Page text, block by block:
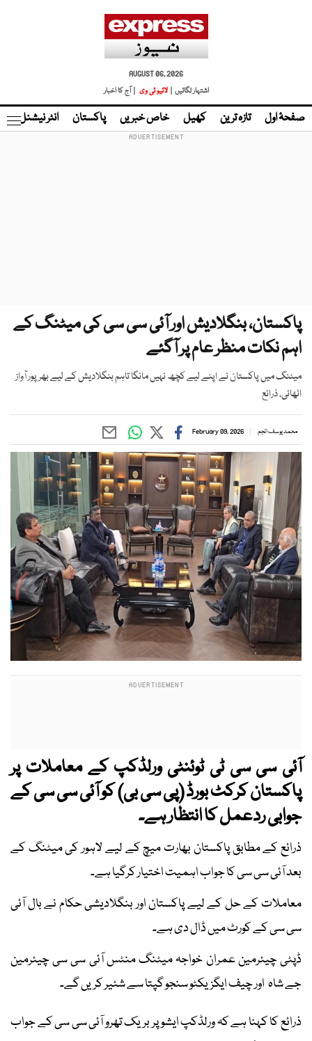
AUGUST 06, 2026
اشتہار لگائیں |
لائیو ٹی وی | آج کا اخبار
صفحۂ اول تازہ ترین کھیل خاص خبریں پاکستان انٹر نیشنل
پاکستان، بنگلادیش اور آئی سی سی کی میٹنگ کے
اہم نکات منظر عام پر آگئے
میٹنگ میں پاکستان نے اپنے لیے کچھ نہیں مانگا تاہم بنگلادیش کے لیے بھرپور آواز
اٹھائی، ذرائع
محمد یوسف انجم February 09, 2026
آئی سی سی ٹی ٹوئنٹی ورلڈکپ کے معاملات پر
پاکستان کرکٹ بورڈ (پی سی بی) کو آئی سی سی کے
جوابی ردعمل کا انتظار ہے۔
ذرائع کے مطابق پاکستان بھارت میچ کے لیے لاہور کی میٹنگ کے
بعد آئی سی سی کا جواب اہمیت اختیار کرگیا ہے۔
معاملات کے حل کے لیے پاکستان اور بنگلادیشی حکام نے بال آئی
سی سی کے کورٹ میں ڈال دی ہے۔
ڈپٹی چیئرمین عمران خواجہ میٹنگ منٹس آئی سی سی چیئرمین
جے شاہ اور چیف ایگزیکٹو سنجو گپتا سے شئیر کریں گے۔
ذرائع کا کہنا ہے کہ ورلڈکپ ایشو پر بریک تھرو آئی سی سی کے جواب